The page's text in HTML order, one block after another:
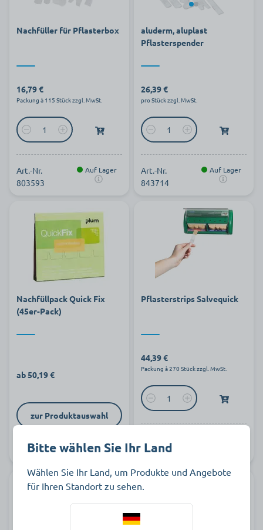
Nachfüller für Pflasterbox
16,79 €
Packung à 115 Stück zzgl. MwSt.
Art.-Nr.
803593
Auf Lager
aluderm, aluplast
Pflasterspender
26,39 €
pro Stück zzgl. MwSt.
Art.-Nr.
843714
Auf Lager
Nachfüllpack Quick Fix
(45er-Pack)
ab 50,19 €
zur Produktauswahl
Auf Lager
Pflasterstrips Salvequick
44,39 €
Packung à 270 Stück zzgl. MwSt.
A803477
Bitte wählen Sie Ihr Land
Wählen Sie Ihr Land, um Produkte und Angebote
für Ihren Standort zu sehen.